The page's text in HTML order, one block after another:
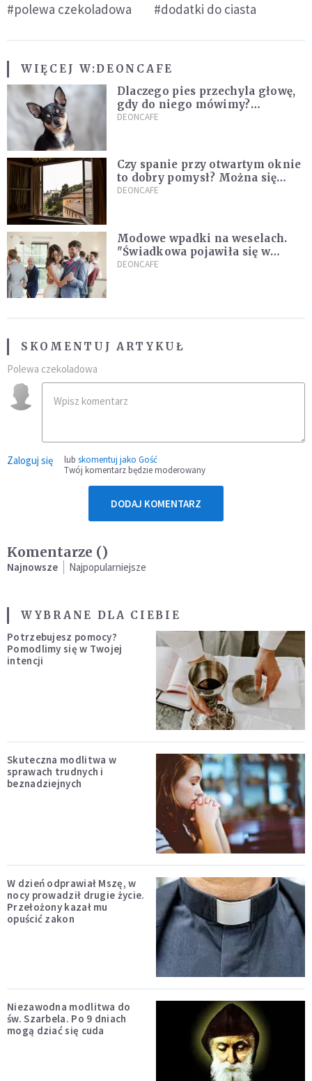
#polewa czekoladowa
#dodatki do ciasta
WIĘCEJ W:DEONCAFE
Dlaczego pies przechyla głowę,
gdy do niego mówimy?
Weterynarz wyjaśnia
DEONCAFE
Czy spanie przy otwartym oknie
to dobry pomysł? Można się
zdziwić, co mówią o tym
DEONCAFE
Modowe wpadki na weselach.
"Świadkowa pojawiła się w
czarnej, koronkowej mini"
DEONCAFE
SKOMENTUJ ARTYKUŁ
Polewa czekoladowa
Zaloguj się lub skomentuj jako Gość
Twój komentarz będzie moderowany
DODAJ KOMENTARZ
Komentarze ()
Najnowsze Najpopularniejsze
WYBRANE DLA CIEBIE
Potrzebujesz pomocy?
Pomodlimy się w Twojej
intencji
Skuteczna modlitwa w
sprawach trudnych i
beznadziejnych
W dzień odprawiał Mszę, w
nocy prowadził drugie życie.
Przełożony kazał mu
opuścić zakon
Niezawodna modlitwa do
św. Szarbela. Po 9 dniach
mogą dziać się cuda